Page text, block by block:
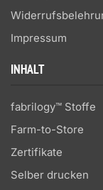
Impressum
INHALT
fabrilogy™ Stoffe
Farm-to-Store
Zertifikate
Selber drucken